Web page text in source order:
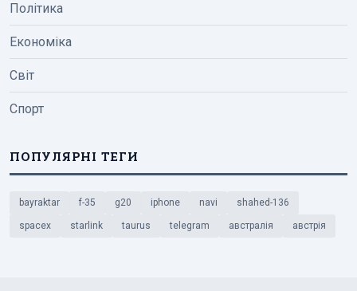
Політика
Економіка
Світ
Спорт
ПОПУЛЯРНІ ТЕГИ
bayraktar f-35 g20 iphone navi shahed-136
spacex starlink taurus telegram австралія австрія